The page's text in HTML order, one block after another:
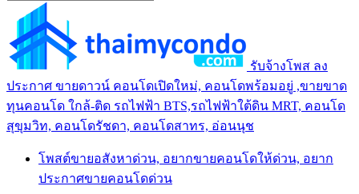
รับจ้างโพส ลง
ประกาศ ขายดาวน์ คอนโดเปิดใหม่, คอนโดพร้อมอยู่ ,ขายขาด
ทุนคอนโด ใกล้-ติด รถไฟฟ้า BTS,รถไฟฟ้าใต้ดิน MRT, คอนโด
สุขุมวิท, คอนโดรัชดา, คอนโดสาทร, อ่อนนุช
โพสต์ขายอสังหาด่วน, อยากขายคอนโดให้ด่วน, อยาก
ประกาศขายคอนโดด่วน